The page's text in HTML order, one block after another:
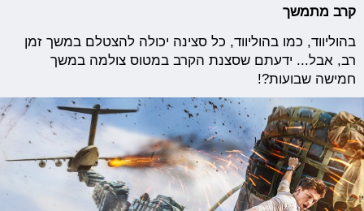
קרב מתמשך
בהוליווד, כמו בהוליווד, כל סצינה יכולה להצטלם במשך זמן
רב, אבל... ידעתם שסצנת הקרב במטוס צולמה במשך
חמישה שבועות?!